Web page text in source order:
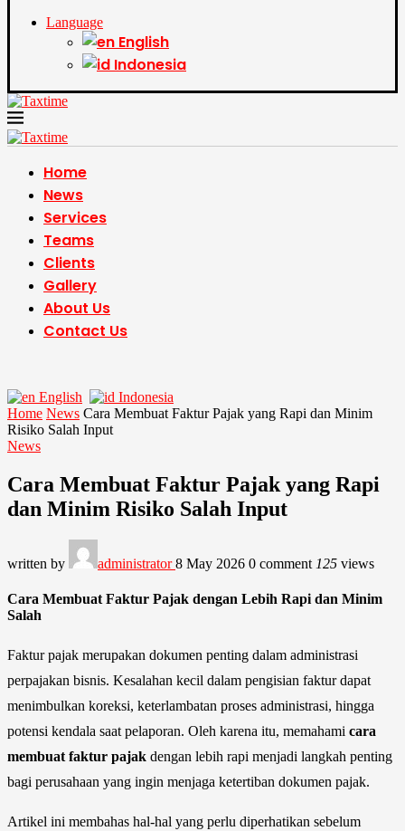
Language
English
Indonesia
Home
News
Services
Teams
Clients
Gallery
About Us
Contact Us
English
Indonesia
Home News Cara Membuat Faktur Pajak yang Rapi dan Minim
Risiko Salah Input
News
Cara Membuat Faktur Pajak yang Rapi
dan Minim Risiko Salah Input
written by administrator8 May 2026 0 comment 125 views
Cara Membuat Faktur Pajak dengan Lebih Rapi dan Minim
Salah
Faktur pajak merupakan dokumen penting dalam administrasi
perpajakan bisnis. Kesalahan kecil dalam pengisian faktur dapat
menimbulkan koreksi, keterlambatan proses administrasi, hingga
potensi kendala saat pelaporan. Oleh karena itu, memahami cara
membuat faktur pajak dengan lebih rapi menjadi langkah penting
bagi perusahaan yang ingin menjaga ketertiban dokumen pajak.
Artikel ini membahas hal-hal yang perlu diperhatikan sebelum